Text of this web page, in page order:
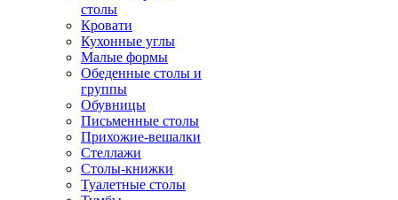
столы
Кровати
Кухонные углы
Малые формы
Обеденные столы и
группы
Обувницы
Письменные столы
Прихожие-вешалки
Стеллажи
Столы-книжки
Туалетные столы